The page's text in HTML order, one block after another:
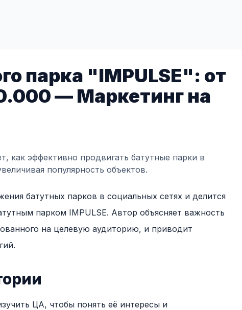
парка "IMPULSE": от
— Маркетинг на
как эффективно продвигать батутные парки в
популярность объектов.
батутных парков в социальных сетях и делится
парком IMPULSE. Автор объясняет важность
на целевую аудиторию, и приводит
ЦА, чтобы понять её интересы и